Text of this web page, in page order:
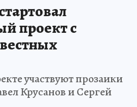
проект с
участвуют прозаики
Крусанов и Сергей